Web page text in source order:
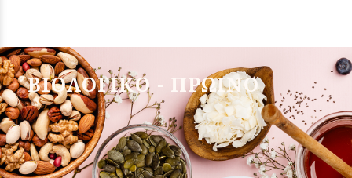
ΒΙΟΛΟΓΙΚΟ - ΠΡΩΙΝΟ